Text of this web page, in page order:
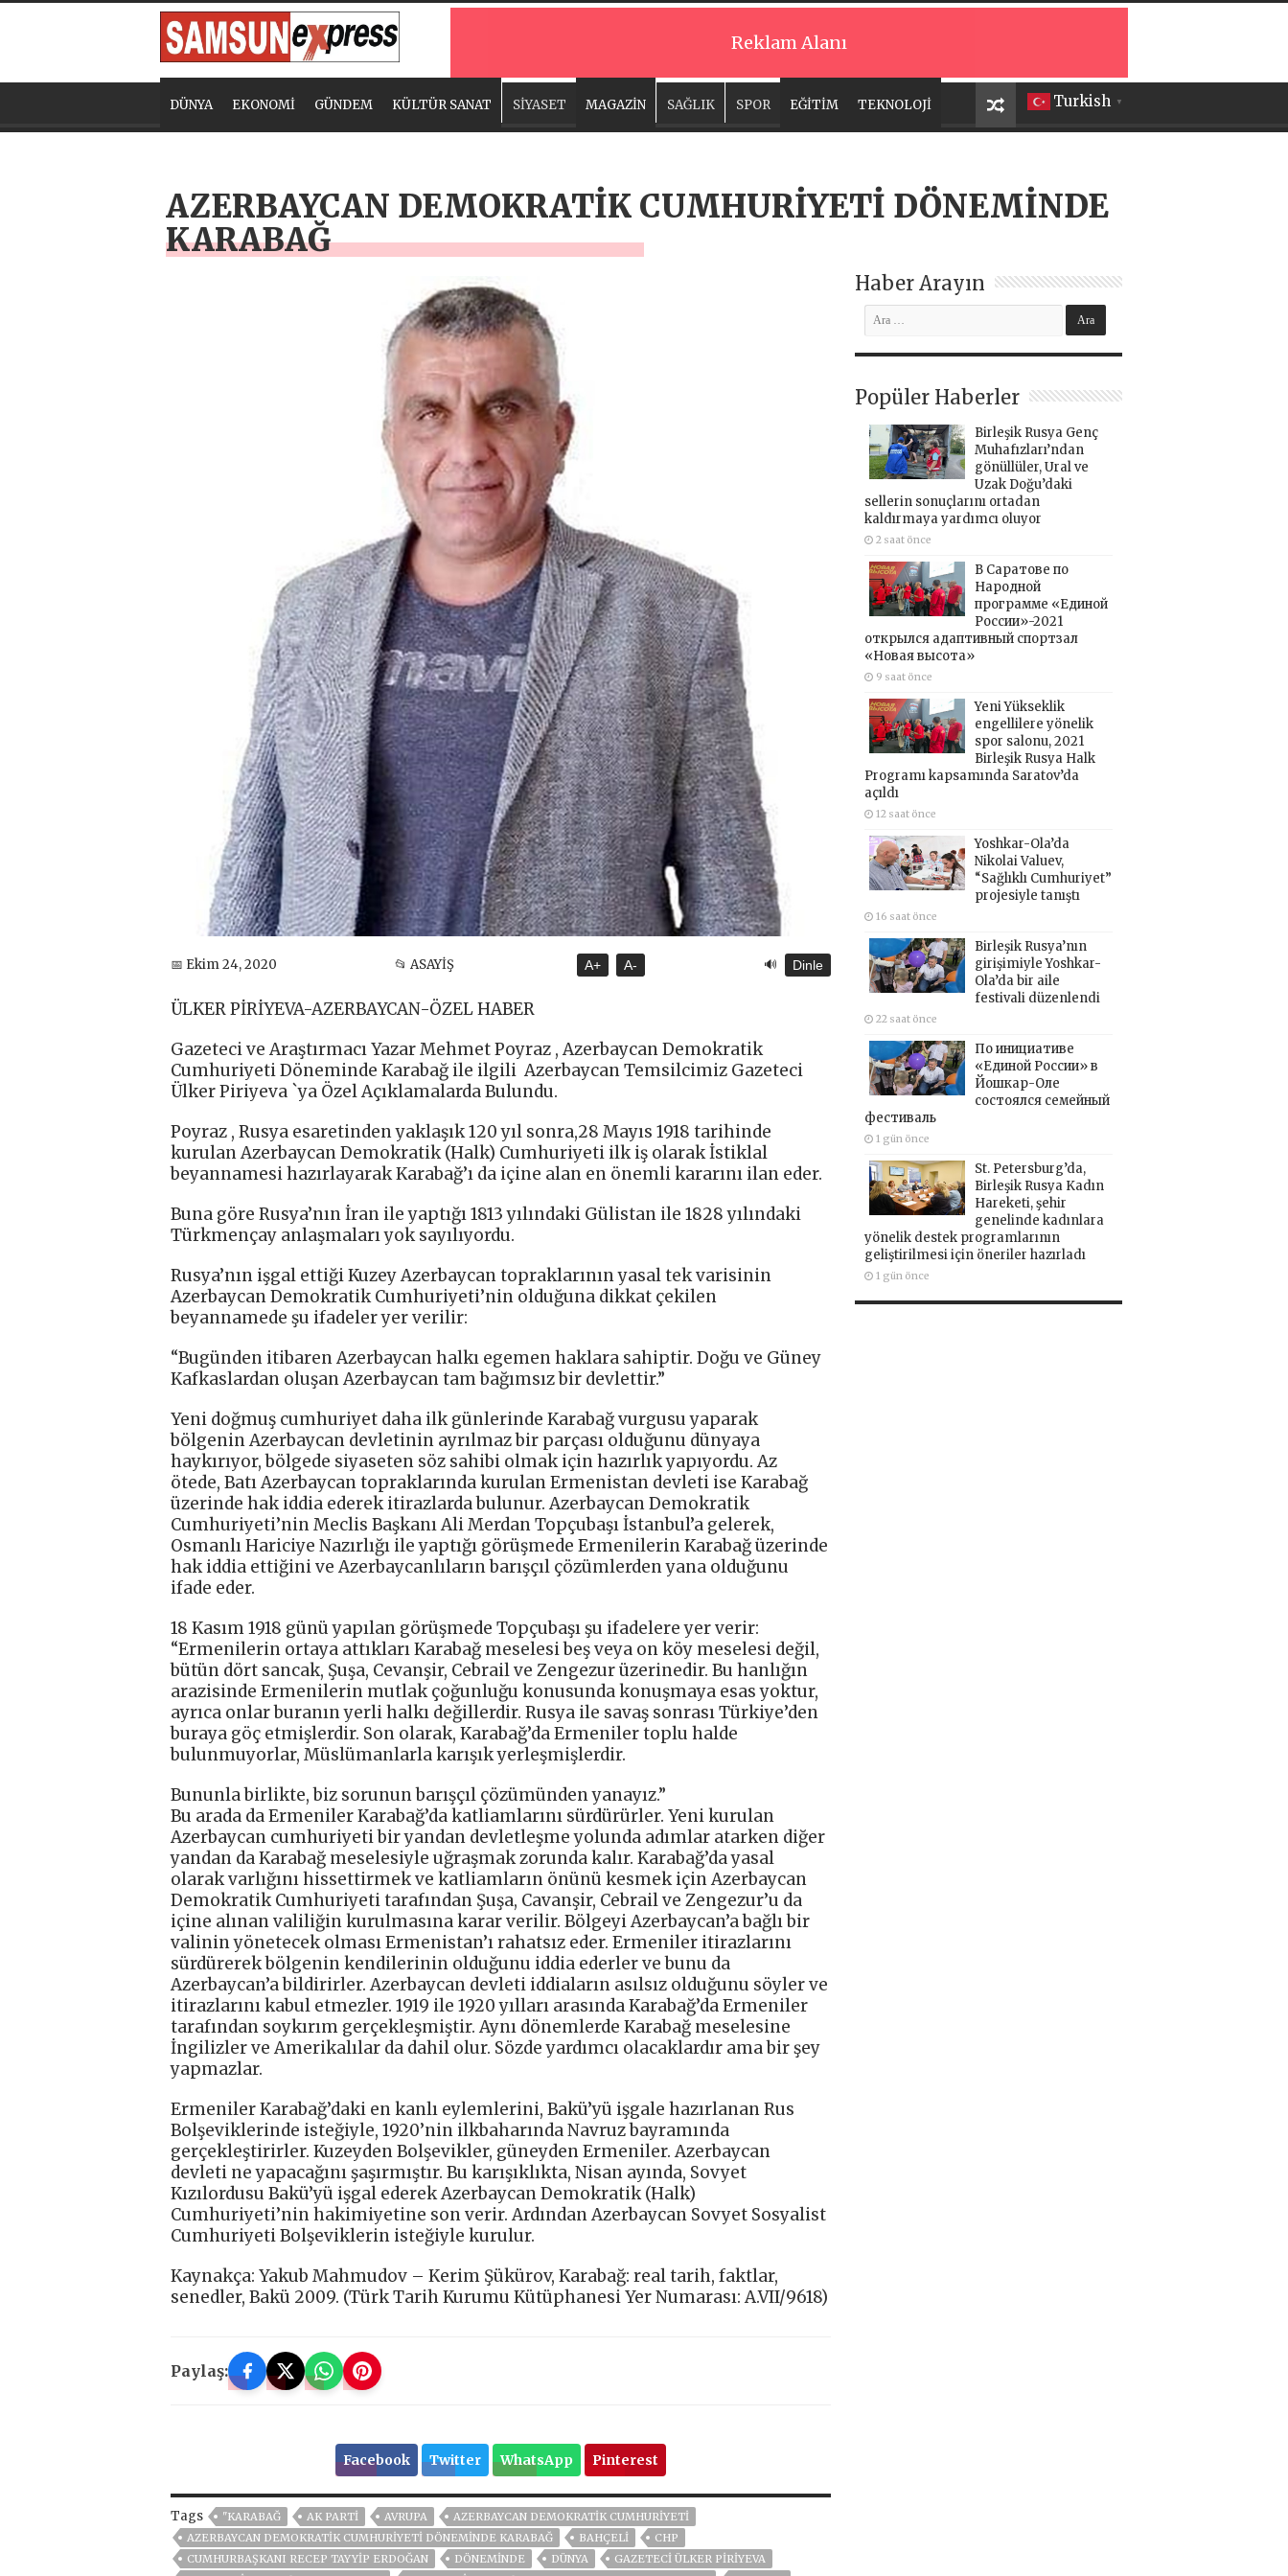
Reklam Alanı
Turkish ▼
DÜNYA EKONOMİ GÜNDEM KÜLTÜR SANAT SİYASET MAGAZİN SAĞLIK SPOR EĞİTİM TEKNOLOJİ
AZERBAYCAN DEMOKRATİK CUMHURİYETİ DÖNEMİNDE
KARABAĞ
📅 Ekim 24, 2020 📂 ASAYİŞ A+ A- 🔊 Dinle
ÜLKER PİRİYEVA-AZERBAYCAN-ÖZEL HABER
Gazeteci ve Araştırmacı Yazar Mehmet Poyraz , Azerbaycan Demokratik
Cumhuriyeti Döneminde Karabağ ile ilgili Azerbaycan Temsilcimiz Gazeteci
Ülker Piriyeva `ya Özel Açıklamalarda Bulundu.
Poyraz , Rusya esaretinden yaklaşık 120 yıl sonra,28 Mayıs 1918 tarihinde
kurulan Azerbaycan Demokratik (Halk) Cumhuriyeti ilk iş olarak İstiklal
beyannamesi hazırlayarak Karabağ’ı da içine alan en önemli kararını ilan eder.
Buna göre Rusya’nın İran ile yaptığı 1813 yılındaki Gülistan ile 1828 yılındaki
Türkmençay anlaşmaları yok sayılıyordu.
Rusya’nın işgal ettiği Kuzey Azerbaycan topraklarının yasal tek varisinin
Azerbaycan Demokratik Cumhuriyeti’nin olduğuna dikkat çekilen
beyannamede şu ifadeler yer verilir:
“Bugünden itibaren Azerbaycan halkı egemen haklara sahiptir. Doğu ve Güney
Kafkaslardan oluşan Azerbaycan tam bağımsız bir devlettir.”
Yeni doğmuş cumhuriyet daha ilk günlerinde Karabağ vurgusu yaparak
bölgenin Azerbaycan devletinin ayrılmaz bir parçası olduğunu dünyaya
haykırıyor, bölgede siyaseten söz sahibi olmak için hazırlık yapıyordu. Az
ötede, Batı Azerbaycan topraklarında kurulan Ermenistan devleti ise Karabağ
üzerinde hak iddia ederek itirazlarda bulunur. Azerbaycan Demokratik
Cumhuriyeti’nin Meclis Başkanı Ali Merdan Topçubaşı İstanbul’a gelerek,
Osmanlı Hariciye Nazırlığı ile yaptığı görüşmede Ermenilerin Karabağ üzerinde
hak iddia ettiğini ve Azerbaycanlıların barışçıl çözümlerden yana olduğunu
ifade eder.
18 Kasım 1918 günü yapılan görüşmede Topçubaşı şu ifadelere yer verir:
“Ermenilerin ortaya attıkları Karabağ meselesi beş veya on köy meselesi değil,
bütün dört sancak, Şuşa, Cevanşir, Cebrail ve Zengezur üzerinedir. Bu hanlığın
arazisinde Ermenilerin mutlak çoğunluğu konusunda konuşmaya esas yoktur,
ayrıca onlar buranın yerli halkı değillerdir. Rusya ile savaş sonrası Türkiye’den
buraya göç etmişlerdir. Son olarak, Karabağ’da Ermeniler toplu halde
bulunmuyorlar, Müslümanlarla karışık yerleşmişlerdir.
Bununla birlikte, biz sorunun barışçıl çözümünden yanayız.”
Bu arada da Ermeniler Karabağ’da katliamlarını sürdürürler. Yeni kurulan
Azerbaycan cumhuriyeti bir yandan devletleşme yolunda adımlar atarken diğer
yandan da Karabağ meselesiyle uğraşmak zorunda kalır. Karabağ’da yasal
olarak varlığını hissettirmek ve katliamların önünü kesmek için Azerbaycan
Demokratik Cumhuriyeti tarafından Şuşa, Cavanşir, Cebrail ve Zengezur’u da
içine alınan valiliğin kurulmasına karar verilir. Bölgeyi Azerbaycan’a bağlı bir
valinin yönetecek olması Ermenistan’ı rahatsız eder. Ermeniler itirazlarını
sürdürerek bölgenin kendilerinin olduğunu iddia ederler ve bunu da
Azerbaycan’a bildirirler. Azerbaycan devleti iddiaların asılsız olduğunu söyler ve
itirazlarını kabul etmezler. 1919 ile 1920 yılları arasında Karabağ’da Ermeniler
tarafından soykırım gerçekleşmiştir. Aynı dönemlerde Karabağ meselesine
İngilizler ve Amerikalılar da dahil olur. Sözde yardımcı olacaklardır ama bir şey
yapmazlar.
Ermeniler Karabağ’daki en kanlı eylemlerini, Bakü’yü işgale hazırlanan Rus
Bolşeviklerinde isteğiyle, 1920’nin ilkbaharında Navruz bayramında
gerçekleştirirler. Kuzeyden Bolşevikler, güneyden Ermeniler. Azerbaycan
devleti ne yapacağını şaşırmıştır. Bu karışıklıkta, Nisan ayında, Sovyet
Kızılordusu Bakü’yü işgal ederek Azerbaycan Demokratik (Halk)
Cumhuriyeti’nin hakimiyetine son verir. Ardından Azerbaycan Sovyet Sosyalist
Cumhuriyeti Bolşeviklerin isteğiyle kurulur.
Kaynakça: Yakub Mahmudov – Kerim Şükürov, Karabağ: real tarih, faktlar,
senedler, Bakü 2009. (Türk Tarih Kurumu Kütüphanesi Yer Numarası: A.VII/9618)
Paylaş:
Facebook Twitter WhatsApp Pinterest
Tags "KARABAĞ AK PARTİ AVRUPA
AZERBAYCAN DEMOKRATİK CUMHURİYETİ
AZERBAYCAN DEMOKRATİK CUMHURİYETİ DÖNEMİNDE KARABAĞ
BAHÇELİ
CHP
CUMHURBAŞKANI RECEP TAYYIP ERDOĞAN
DÖNEMİNDE DÜNYA
GAZETECI ÜLKER PİRİYEVA
Haber Arayın
Popüler Haberler
Birleşik Rusya Genç
Muhafızları’ndan
gönüllüler, Ural ve
Uzak Doğu’daki
sellerin sonuçlarını ortadan
kaldırmaya yardımcı oluyor
2 saat önce
В Саратове по
Народной
программе «Единой
России»-2021
открылся адаптивный спортзал
«Новая высота»
9 saat önce
Yeni Yükseklik
engellilere yönelik
spor salonu, 2021
Birleşik Rusya Halk
Programı kapsamında Saratov’da
açıldı
12 saat önce
Yoshkar-Ola’da
Nikolai Valuev,
“Sağlıklı Cumhuriyet”
projesiyle tanıştı
16 saat önce
Birleşik Rusya’nın
girişimiyle Yoshkar-
Ola’da bir aile
festivali düzenlendi
22 saat önce
По инициативе
«Единой России» в
Йошкар-Оле
состоялся семейный
фестиваль
1 gün önce
St. Petersburg’da,
Birleşik Rusya Kadın
Hareketi, şehir
genelinde kadınlara
yönelik destek programlarının
geliştirilmesi için öneriler hazırladı
1 gün önce